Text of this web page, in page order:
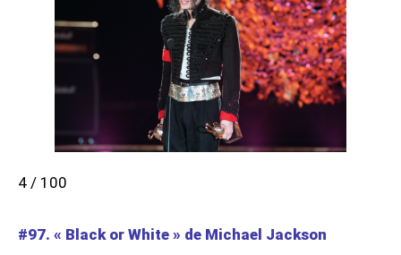
4 / 100
#97. « Black or White » de Michael Jackson